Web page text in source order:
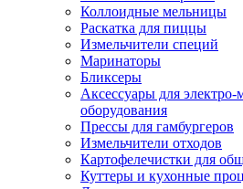
Коллоидные мельницы
Раскатка для пиццы
Измельчители специй
Маринаторы
Бликсеры
Аксессуары для электро-
оборудования
Прессы для гамбургеров
Измельчители отходов
Картофелечистки для
Куттеры и кухонные